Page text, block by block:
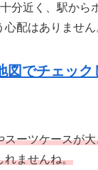
分近く、駅から
配はありません
図でチェック
スーツケースが
れませんね。